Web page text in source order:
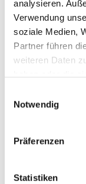
analysieren.
Verwendung
soziale Medien,
Partner führen
weiteren Daten
Notwendig
Präferenzen
Statistiken